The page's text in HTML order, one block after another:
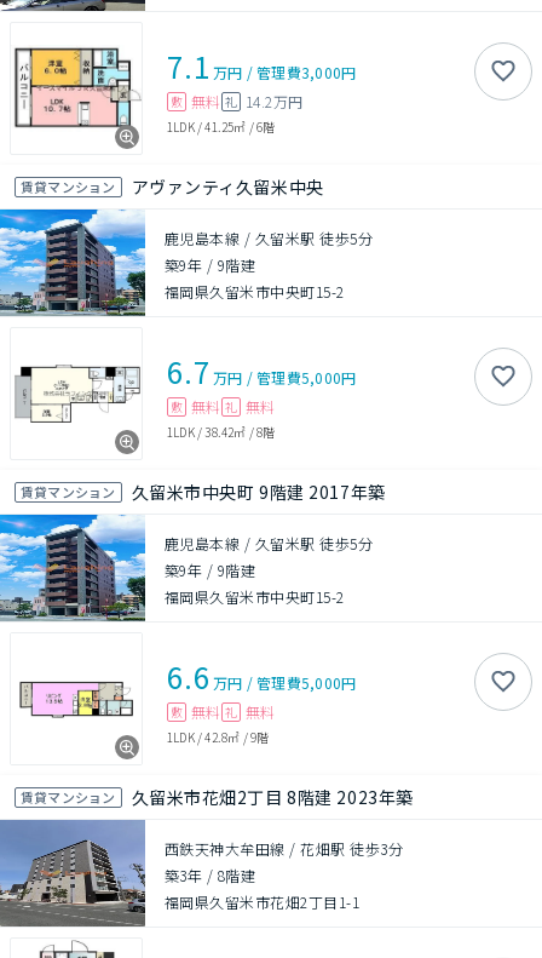
7.1 万円 /管理費3,000円
敷 無料 礼 14.2万円
1LDK/41.25㎡ /6階
賃貸マンション アヴァンティ久留米中央
鹿児島本線 / 久留米駅 徒歩5分
築9年 / 9階建
福岡県久留米市中央町15-2
6.7 万円 /管理費5,000円
敷 無料 礼 無料
1LDK/38.42㎡ /8階
賃貸マンション 久留米市中央町 9階建 2017年築
鹿児島本線 / 久留米駅 徒歩5分
築9年 / 9階建
福岡県久留米市中央町15-2
6.6 万円 /管理費5,000円
敷 無料 礼 無料
1LDK/42.8㎡ /9階
賃貸マンション 久留米市花畑2丁目 8階建 2023年築
西鉄天神大牟田線 / 花畑駅 徒歩3分
築3年 / 8階建
福岡県久留米市花畑2丁目1-1